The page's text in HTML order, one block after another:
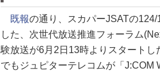
既報の通り、スカパーJSATの124/
した、次世代放送推進フォーラム
験放送が6月2日13時よりスタートし
でもジュピターテレコムが「J:COM